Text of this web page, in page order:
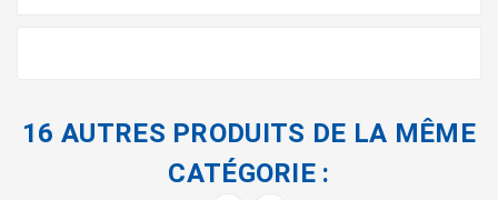
16 AUTRES PRODUITS DE LA MÊME
CATÉGORIE :